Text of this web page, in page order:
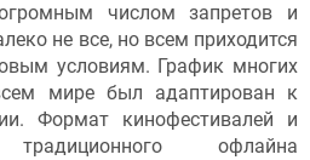
числом запретов и
не все, но всем приходится
условиям. График многих
мире был адаптирован к
Формат кинофестивалей и
офлайна